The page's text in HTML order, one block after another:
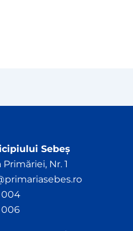
Sebeș
Nr. 1
004
006